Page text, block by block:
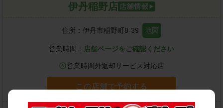
伊丹稲野店
住所： 伊丹市稲野町8-39 地図
営業時間： 店舗ページをご確認ください
営業時間外返却サービス対応店
この店舗で予約する